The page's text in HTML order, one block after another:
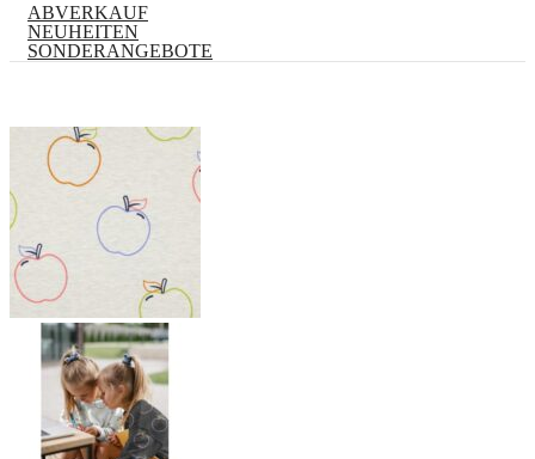
ABVERKAUF
NEUHEITEN
SONDERANGEBOTE